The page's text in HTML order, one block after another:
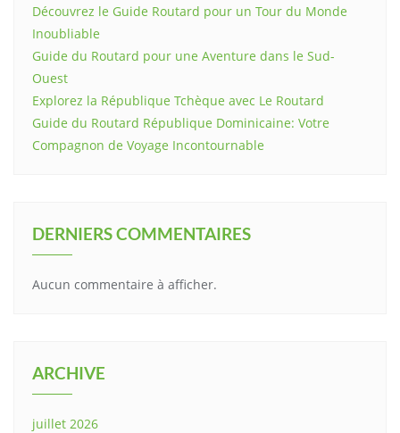
Découvrez le Guide Routard pour un Tour du Monde
Inoubliable
Guide du Routard pour une Aventure dans le Sud-
Ouest
Explorez la République Tchèque avec Le Routard
Guide du Routard République Dominicaine: Votre
Compagnon de Voyage Incontournable
DERNIERS COMMENTAIRES
Aucun commentaire à afficher.
ARCHIVE
juillet 2026